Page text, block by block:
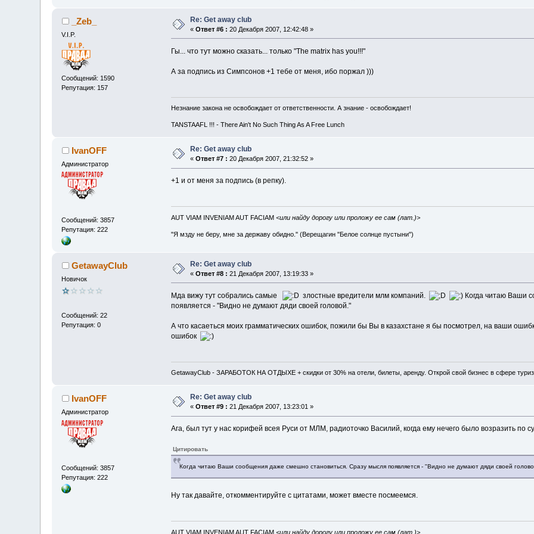
_Zeb_
V.I.P.
Сообщений: 1590
Репутация: 157
Re: Get away club
«Ответ #6 : 20 Декабря 2007, 12:42:48 »
Гы... что тут можно сказать... только "The matrix has you!!!"
А за подпись из Симпсонов +1 тебе от меня, ибо поржал )))
Незнание закона не освобождает от ответственности. А знание - освобождает!
TANSTAAFL !!! - There Ain't No Such Thing As A Free Lunch
IvanOFF
Администратор
Сообщений: 3857
Репутация: 222
Re: Get away club
«Ответ #7 : 20 Декабря 2007, 21:32:52 »
+1 и от меня за подпись (в репку).
AUT VIAM INVENIAM AUT FACIAM <или найду дорогу или проложу ее сам (лат.)>
"Я мзду не беру, мне за державу обидно." (Верещагин "Белое солнце пустыни")
GetawayClub
Новичок
Сообщений: 22
Репутация: 0
Re: Get away club
«Ответ #8 : 21 Декабря 2007, 13:19:33 »
Мда вижу тут собрались самые злостные вредители млм компаний.
Когда читаю Ваши
появляется - "Видно не думают дяди своей головой."
А что касаеться моих грамматических ошибок, пожили бы Вы в казахстане я бы посмотрел, на ваши
ошибок
GetawayClub - ЗАРАБОТОК НА ОТДЫХЕ + скидки от 30% на отели, билеты, аренду. Открой свой бизнес в сфере
IvanOFF
Администратор
Сообщений: 3857
Репутация: 222
Re: Get away club
«Ответ #9 : 21 Декабря 2007, 13:23:01 »
Ага, был тут у нас корифей всея Руси от МЛМ, радиоточко Василий, когда ему нечего было возразить по
Цитировать
Когда читаю Ваши сообщения даже смешно становиться. Сразу мысля появляется - "Видно не думают дяди своей
Ну так давайте, откомментируйте с цитатами, может вместе посмеемся.
AUT VIAM INVENIAM AUT FACIAM <или найду дорогу или проложу ее сам (лат.)>